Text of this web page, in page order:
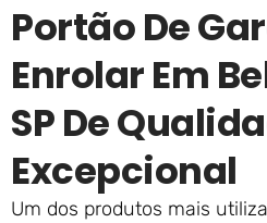
Portão De
Enrolar Em
SP De
Excepcional
Um dos produtos mais